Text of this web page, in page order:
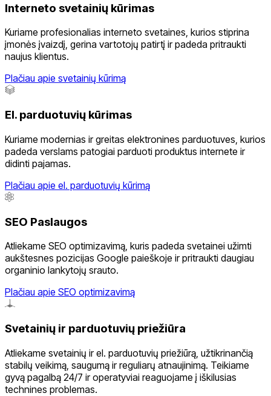
Interneto svetainių kūrimas
Kuriame profesionalias interneto svetaines, kurios stiprina
įmonės įvaizdį, gerina vartotojų patirtį ir padeda pritraukti
naujus klientus.
Plačiau apie svetainių kūrimą
El. parduotuvių kūrimas
Kuriame modernias ir greitas elektronines parduotuves, kurios
padeda verslams patogiai parduoti produktus internete ir
didinti pajamas.
Plačiau apie el. parduotuvių kūrimą
SEO Paslaugos
Atliekame SEO optimizavimą, kuris padeda svetainei užimti
aukštesnes pozicijas Google paieškoje ir pritraukti daugiau
organinio lankytojų srauto.
Plačiau apie SEO optimizavimą
Svetainių ir parduotuvių priežiūra
Atliekame svetainių ir el. parduotuvių priežiūrą, užtikrinančią
stabilų veikimą, saugumą ir reguliarų atnaujinimą. Teikiame
gyvą pagalbą 24/7 ir operatyviai reaguojame į iškilusias
technines problemas.